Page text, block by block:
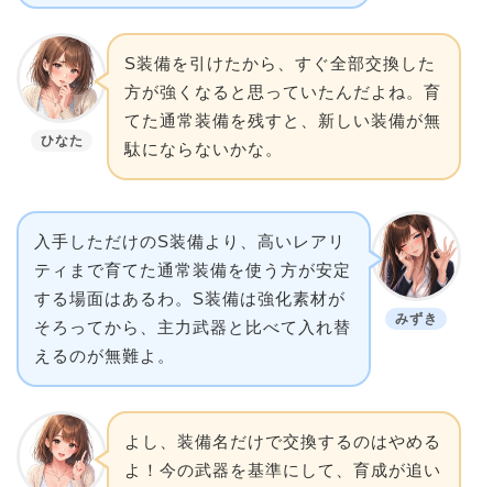
ひなた
S装備を引けたから、すぐ全部交換した
方が強くなると思っていたんだよね。育
てた通常装備を残すと、新しい装備が無
駄にならないかな。
みずき
入手しただけのS装備より、高いレアリ
ティまで育てた通常装備を使う方が安定
する場面はあるわ。S装備は強化素材が
そろってから、主力武器と比べて入れ替
えるのが無難よ。
よし、装備名だけで交換するのはやめる
よ！今の武器を基準にして、育成が追い